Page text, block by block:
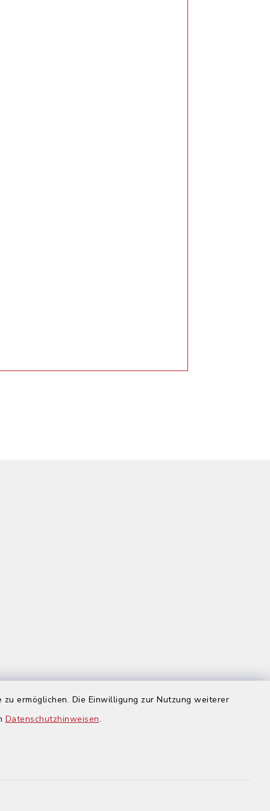
ermöglichen. Die Einwilligung zur Nutzung weiterer
Datenschutzhinweisen.